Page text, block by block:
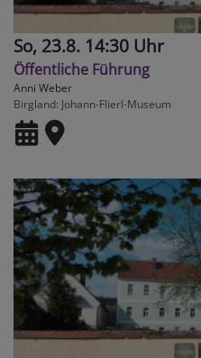
So, 23.8. 14:30 Uhr
Öffentliche Führung
Anni Weber
Birgland Johann-Flierl-Museum